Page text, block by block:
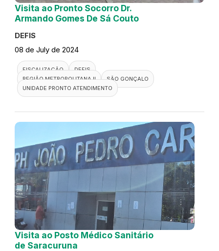
Visita ao Pronto Socorro Dr.
Armando Gomes De Sá Couto
DEFIS
08 de July de 2024
FISCALIZAÇÃO
DEFIS
REGIÃO METROPOLITANA II
SÃO GONÇALO
UNIDADE PRONTO ATENDIMENTO
Visita ao Posto Médico Sanitário
de Saracuruna